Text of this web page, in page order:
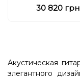
30 820
Акустическая
элегантного